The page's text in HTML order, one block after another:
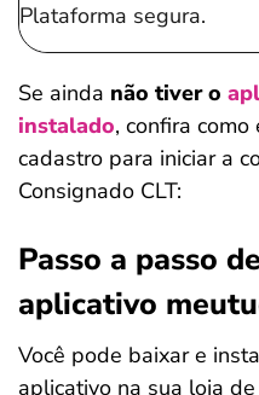
Plataforma segura.
Se ainda não tiver o
instalado, confira
cadastro para iniciar a
Consignado CLT:
Passo a passo
aplicativo
Você pode baixar e
aplicativo na sua loja